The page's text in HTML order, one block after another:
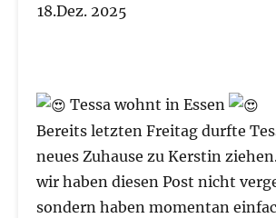
18.Dez. 2025
Tessa wohnt in Essen
Bereits letzten Freitag durfte
neues Zuhause zu Kerstin
wir haben diesen Post nicht
sondern haben momentan